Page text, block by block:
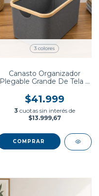
3 colores
Canasto Organizador
Plegable Grande De Tela y
$41.999
3 cuotas sin interés de
$13.999,67
COMPRAR